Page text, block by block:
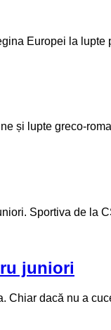
Europei la
și lupte greco-
Sportiva de la
juniori
dacă nu a